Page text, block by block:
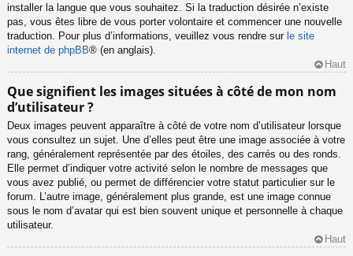
installer la langue que vous souhaitez. Si la traduction désirée n’existe
pas, vous êtes libre de vous porter volontaire et commencer une nouvelle
traduction. Pour plus d’informations, veuillez vous rendre sur le site
internet de phpBB® (en anglais).
Haut
Que signifient les images situées à côté de mon nom
d’utilisateur ?
Deux images peuvent apparaître à côté de votre nom d’utilisateur lorsque
vous consultez un sujet. Une d’elles peut être une image associée à votre
rang, généralement représentée par des étoiles, des carrés ou des ronds.
Elle permet d’indiquer votre activité selon le nombre de messages que
vous avez publié, ou permet de différencier votre statut particulier sur le
forum. L’autre image, généralement plus grande, est une image connue
sous le nom d’avatar qui est bien souvent unique et personnelle à chaque
utilisateur.
Haut